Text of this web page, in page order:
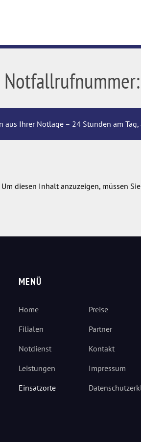
Notfallrufnummer:
aus Ihrer Notlage – 24 Stunden am
Um diesen Inhalt anzuzeigen, müssen Sie
MENÜ
Home
Filialen
Notdienst
Leistungen
Einsatzorte
Preise
Partner
Kontakt
Impressum